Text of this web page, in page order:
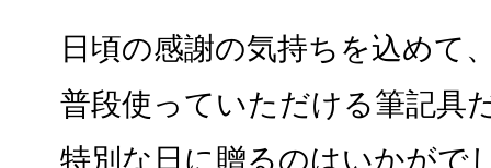
日頃の感謝の気持ちを込めて
普段使っていただける筆記具
特別な日に贈るのはいかがで